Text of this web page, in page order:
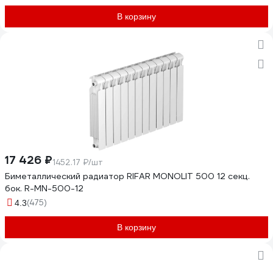
В корзину
17 426 ₽1452.17 ₽/шт
Биметаллический радиатор RIFAR MONOLIT 500 12 секц.
бок. R-MN-500-12
4.3(475)
В корзину